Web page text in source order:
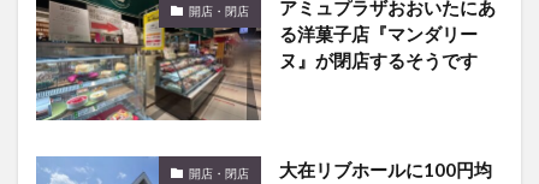
開店・閉店
アミュプラザおおいたにあ
る洋菓子店『マンダリー
ヌ』が閉店するそうです
開店・閉店
大在リブホールに100円均